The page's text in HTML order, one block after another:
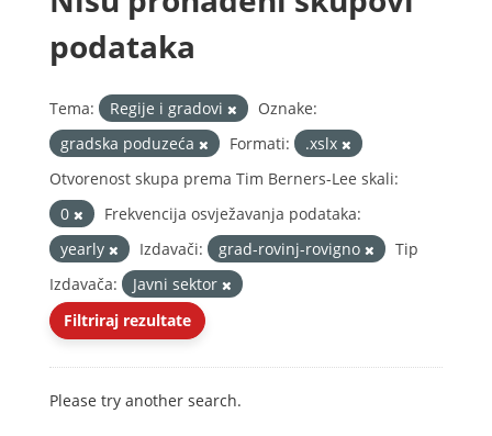
podataka
Tema: Regije i gradovi
Oznake:
gradska poduzeća
Formati:
.xslx
Otvorenost skupa prema Tim Berners-Lee skali:
0
Frekvencija osvježavanja podataka:
yearly
Izdavači: grad-rovinj-rovigno
Tip
Izdavača:
Javni sektor
Filtriraj rezultate
Please try another search.